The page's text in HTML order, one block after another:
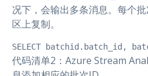
况下，会输出多条消息。每个
区上复制。
SELECT batchid.batch_id,
代码清单2：Azure Stream